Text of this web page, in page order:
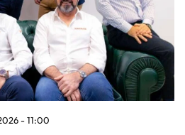
- 11:00